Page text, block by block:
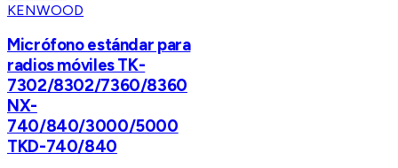
KENWOOD
Micrófono estándar para
radios móviles TK-
7302/8302/7360/8360
NX-
740/840/3000/5000
TKD-740/840